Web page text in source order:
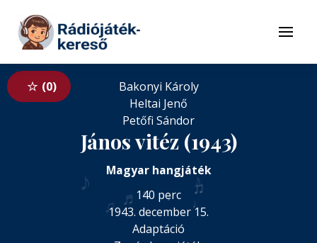
Tovább a tartalomhoz
Menü
0
♪
♫ ♬
♪
♩
♫
♪
♬
Bakonyi Károly
Heltai Jenő
Petőfi Sándor
János vitéz (1943)
Magyar hangjáték
140 perc
1943. december 15.
Adaptáció